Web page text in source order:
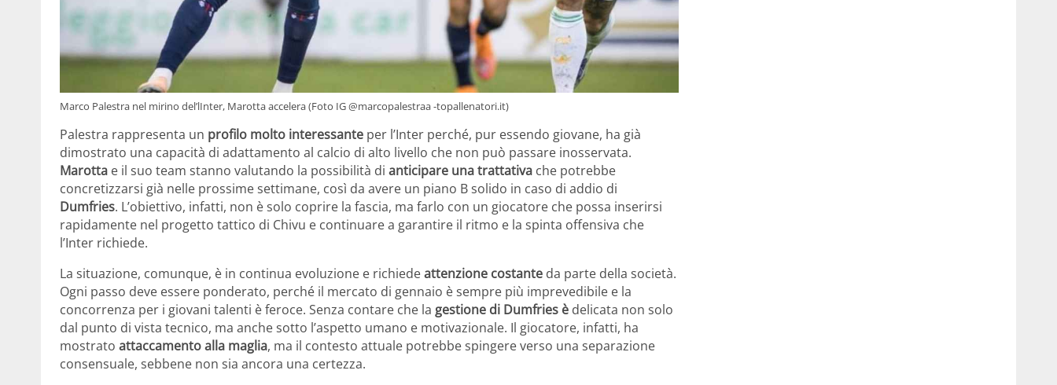
Marco Palestra nel mirino del’lInter, Marotta accelera (Foto IG @marcopalestraa -topallenatori.it)
Palestra rappresenta un profilo molto interessante per l’Inter perché, pur essendo giovane, ha già
dimostrato una capacità di adattamento al calcio di alto livello che non può passare inosservata.
Marotta e il suo team stanno valutando la possibilità di anticipare una trattativa che potrebbe
concretizzarsi già nelle prossime settimane, così da avere un piano B solido in caso di addio di
Dumfries. L’obiettivo, infatti, non è solo coprire la fascia, ma farlo con un giocatore che possa inserirsi
rapidamente nel progetto tattico di Chivu e continuare a garantire il ritmo e la spinta offensiva che
l’Inter richiede.
La situazione, comunque, è in continua evoluzione e richiedeattenzione costante da parte della società.
Ogni passo deve essere ponderato, perché il mercato di gennaio è sempre più imprevedibile e la
concorrenza per i giovani talenti è feroce. Senza contare che la gestione di Dumfries è delicata non solo
dal punto di vista tecnico, ma anche sotto l’aspetto umano e motivazionale. Il giocatore, infatti, ha
mostrato attaccamento alla maglia, ma il contesto attuale potrebbe spingere verso una separazione
consensuale, sebbene non sia ancora una certezza.